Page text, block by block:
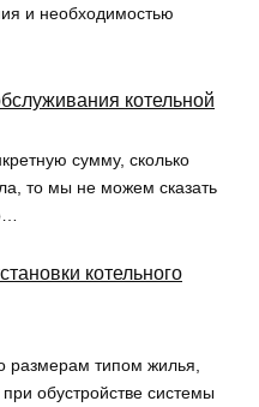
и необходимостью
котельной
сумму, сколько
то мы не можем сказать
котельного
размерам типом жилья,
обустройстве системы